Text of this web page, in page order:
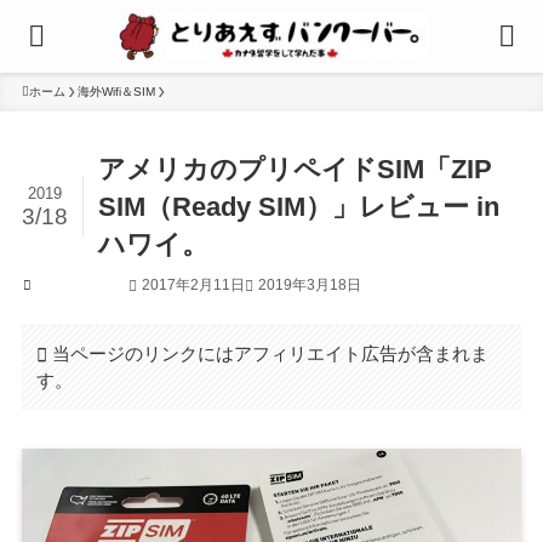
ホーム 海外Wifi＆SIM
アメリカのプリペイドSIM「ZIP
SIM（Ready SIM）」レビュー in
ハワイ。
2019
3/18
2017年2月11日 2019年3月18日
当ページのリンクにはアフィリエイト広告が含まれま
す。